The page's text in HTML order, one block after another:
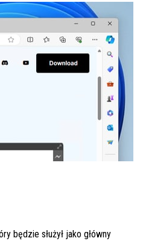
będzie służył jako główny